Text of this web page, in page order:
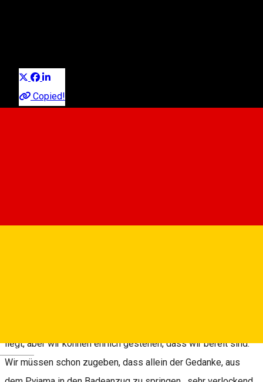
Deutsch
Copied!
liegt, aber wir können ehrlich gestehen, dass wir bereit sind.
Wir müssen schon zugeben, dass allein der Gedanke, aus